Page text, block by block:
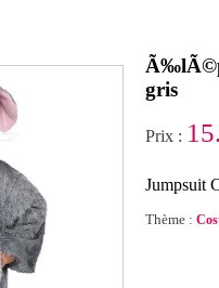
gris
Prix :
Jumpsuit
Thème :